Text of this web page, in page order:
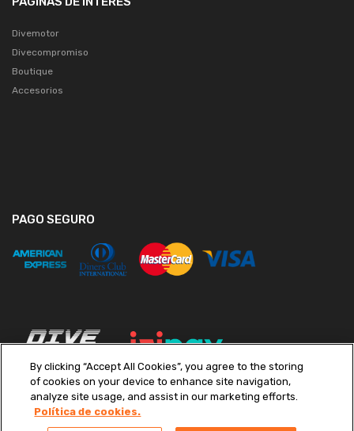
Divemotor
Divecompromiso
Boutique
Accesorios
PAGO SEGURO
By clicking “Accept All Cookies”, you agree to the storing
of cookies on your device to enhance site navigation,
analyze site usage, and assist in our marketing efforts.
Política de cookies.